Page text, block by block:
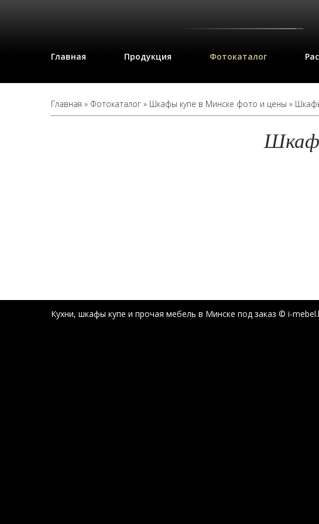
Главная Продукция Фотокаталог
Главная » Фотокаталог » Шкафы купе в Минске фото и цены »
Шкаф
Кухни, шкафы купе и прочая мебель в Минске под заказ © i-